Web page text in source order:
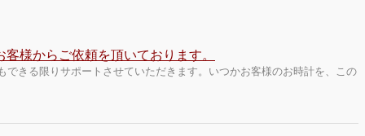
きる限りサポートさせていただきます。いつかお客様のお時計を、この